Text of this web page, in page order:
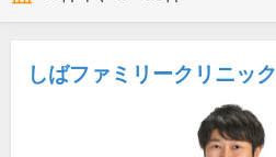
しばファミリークリニック